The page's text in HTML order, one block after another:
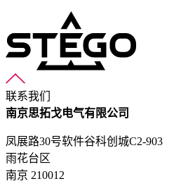
联系我们
南京思拓戈电气有限公司
凤展路30号软件谷科创城C2-903
雨花台区
南京 210012